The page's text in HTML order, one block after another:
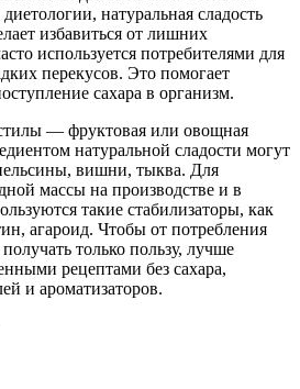
натуральная сладость
избавиться от лишних
используется потребителями для
перекусов. Это помогает
сахара в организм.
— фруктовая или овощная
натуральной сладости могут
вишни, тыква. Для
массы на производстве и в
такие стабилизаторы, как
агароид. Чтобы от потребления
только пользу, лучше
рецептами без сахара,
и ароматизаторов.